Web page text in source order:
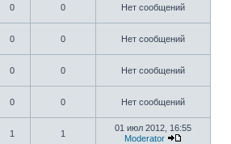
0 0 Нет сообщений
0 0 Нет сообщений
0 0 Нет сообщений
0 0 Нет сообщений
1 1
01 июл 2012, 16:55
Moderator